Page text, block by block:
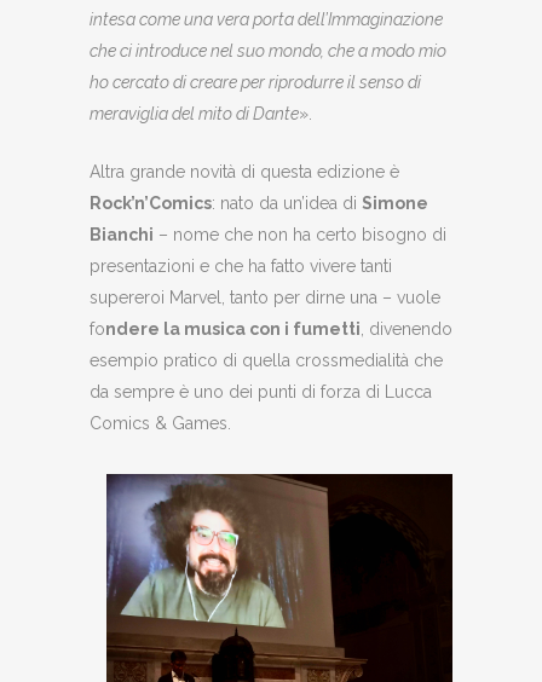
intesa come una vera porta dell’Immaginazione
che ci introduce nel suo mondo, che a modo mio
ho cercato di creare per riprodurre il senso di
meraviglia del mito di Dante».
Altra grande novità di questa edizione è
Rock’n’Comics: nato da un’idea di Simone
Bianchi – nome che non ha certo bisogno di
presentazioni e che ha fatto vivere tanti
supereroi Marvel, tanto per dirne una – vuole
fondere la musica con i fumetti, divenendo
esempio pratico di quella crossmedialità che
da sempre è uno dei punti di forza di Lucca
Comics & Games.